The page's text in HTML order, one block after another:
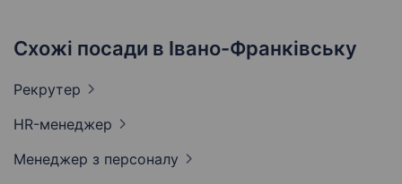
Схожі посади в Івано-Франківську
Рекрутер
HR-менеджер
Менеджер з персоналу